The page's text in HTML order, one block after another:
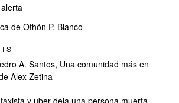
de Othón P. Blanco
A. Santos, Una comunidad más en
Alex Zetina